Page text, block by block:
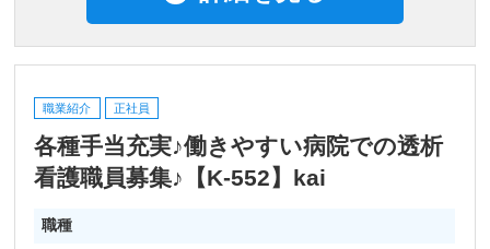
職業紹介 正社員
各種手当充実♪働きやすい病院での透析
看護職員募集♪【K-552】kai
職種